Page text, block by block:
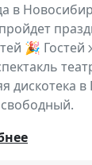
в
🎉 Гостей
дискотека
детей в ДК